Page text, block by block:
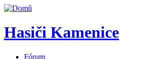
Hasiči Kamenice
Fórum